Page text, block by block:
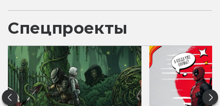
Спецпроекты